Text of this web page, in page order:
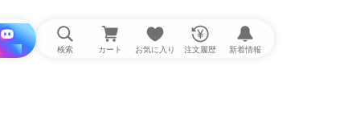
探す 検索 カート お気に入り 注文履歴 新着情報